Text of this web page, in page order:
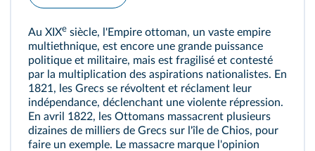
Au XIXe siècle, l'Empire ottoman, un vaste empire
multiethnique, est encore une grande puissance
politique et militaire, mais est fragilisé et contesté
par la multiplication des aspirations nationalistes. En
1821, les Grecs se révoltent et réclament leur
indépendance, déclenchant une violente répression.
En avril 1822, les Ottomans massacrent plusieurs
dizaines de milliers de Grecs sur l'île de Chios, pour
faire un exemple. Le massacre marque l'opinion